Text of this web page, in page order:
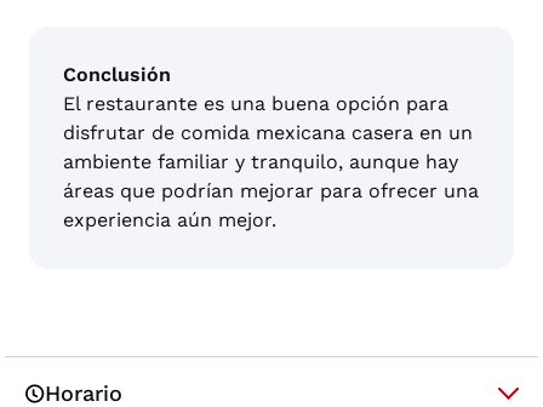
Conclusión
El restaurante es una buena opción para
disfrutar de comida mexicana casera en un
ambiente familiar y tranquilo, aunque hay
áreas que podrían mejorar para ofrecer una
experiencia aún mejor.
Horario